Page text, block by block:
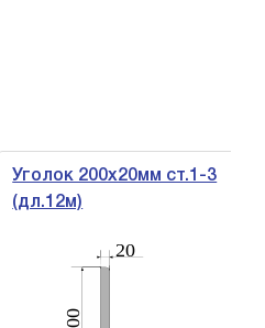
Уголок 200х20мм ст.1-3
(дл.12м)